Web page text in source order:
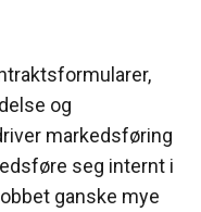
og
markedsføring
seg internt i
ganske mye